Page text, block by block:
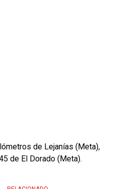
de Lejanías (Meta),
de El Dorado (Meta).